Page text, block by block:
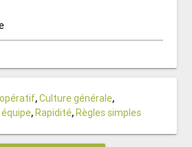
,Culture générale,
équipe,Rapidité,Règles simples